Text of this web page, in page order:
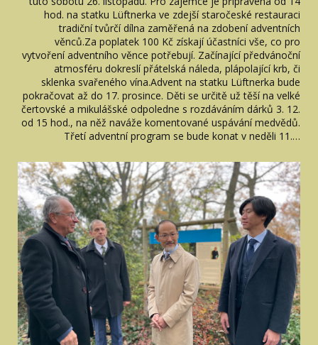
hod. na statku Lüftnerka ve zdejší staročeské restauraci
tradiční tvůrčí dílna zaměřená na zdobení adventních
věnců.Za poplatek 100 Kč získají účastníci vše, co pro
vytvoření adventního věnce potřebují. Začínající předvánoční
atmosféru dokreslí přátelská náleda, plápolající krb, či
sklenka svařeného vína.Advent na statku Lüftnerka bude
pokračovat až do 17. prosince. Děti se určitě už těší na velké
čertovské a mikulášské odpoledne s rozdáváním dárků 3. 12.
od 15 hod., na něž naváže komentované uspávání medvědů.
Třetí adventní program se bude konat v neděli 11.…